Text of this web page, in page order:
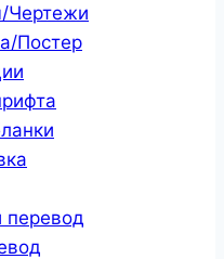
Чертежи
Постер
перевод